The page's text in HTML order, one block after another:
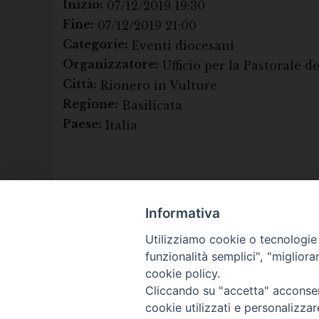
Inizio: 07/12/2019 19:30
Fine: 07/12/2019 21:00
Categorie: Eventi diocesani
Organizzatore: Ufficio per la Pastorale
Città: Rionero in Vulture
Regione: Basilicata
Paese: Italia
Informativa
Utilizziamo cookie o
funzionalità semplici",
cookie policy.
Cliccando su "accetta"
cookie utilizzati e